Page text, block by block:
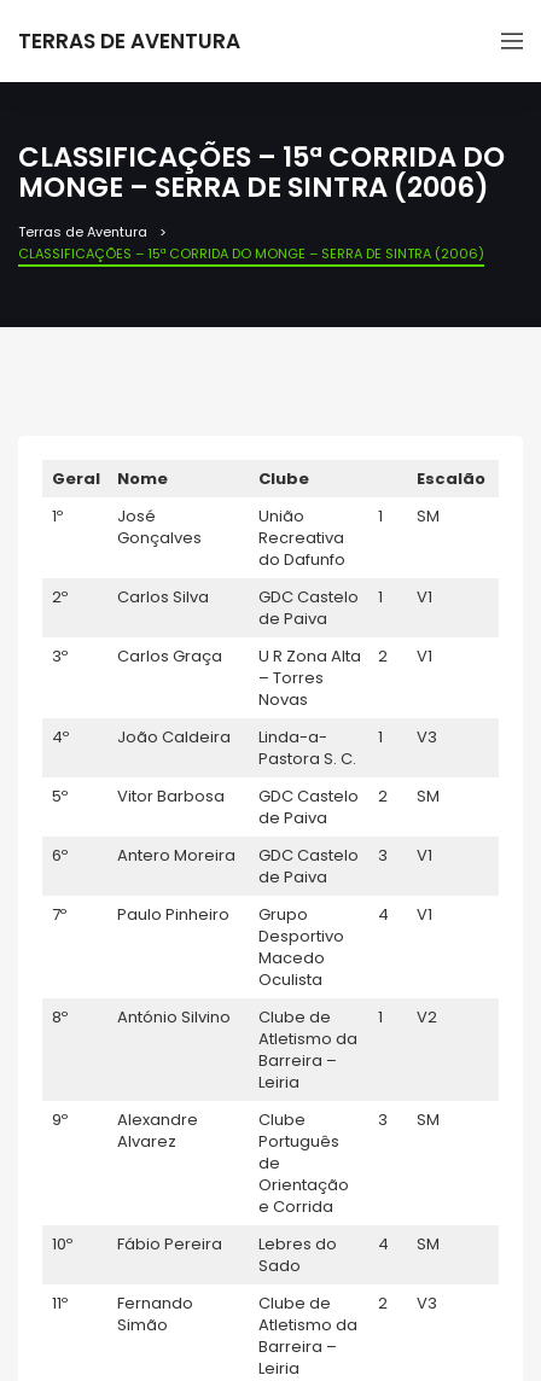
TERRAS DE AVENTURA
CLASSIFICAÇÕES – 15ª CORRIDA DO
MONGE – SERRA DE SINTRA (2006)
Terras de Aventura
CLASSIFICAÇÕES – 15ª CORRIDA DO MONGE – SERRA DE SINTRA (2006)
Geral Nome Clube Escalão
1º
José
Gonçalves
União
Recreativa
do Dafunfo
1 SM
2º Carlos Silva
GDC Castelo
de Paiva
1 V1
3º Carlos Graça
U R Zona Alta
– Torres
Novas
2 V1
4º João Caldeira
Linda-a-
Pastora S. C.
1 V3
5º Vitor Barbosa
GDC Castelo
de Paiva
2 SM
6º Antero Moreira
GDC Castelo
de Paiva
3 V1
7º Paulo Pinheiro
Grupo
Desportivo
Macedo
Oculista
4 V1
8º António Silvino
Clube de
Atletismo da
Barreira –
Leiria
1 V2
9º
Alexandre
Alvarez
Clube
Português
de
Orientação
e Corrida
3 SM
10º Fábio Pereira
Lebres do
Sado
4 SM
11º
Fernando
Simão
Clube de
Atletismo da
Barreira –
Leiria
2 V3